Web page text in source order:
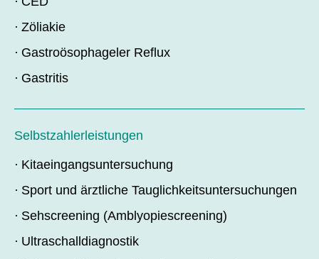
Zöliakie
Gastroösophageler Reflux
Gastritis
Selbstzahlerleistungen
Kitaeingangsuntersuchung
Sport und ärztliche Tauglichkeitsuntersuchungen
Sehscreening (Amblyopiescreening)
Ultraschalldiagnostik